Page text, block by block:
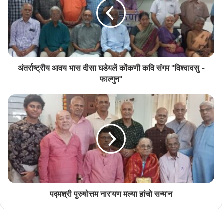
अंतर्राष्ट्रीय आवय भास दीसा घडेयलें कोंकणी कवि संगम "विश्वावसु -
फाल्गुन"
पद्मश्री पुरुषोत्तम नारायण मल्या हांचो सन्मान